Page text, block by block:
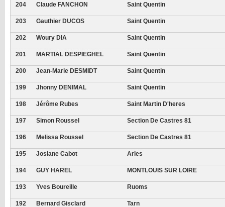
204 Claude FANCHON Saint Quentin
203 Gauthier DUCOS Saint Quentin
202 Woury DIA Saint Quentin
201 MARTIAL DESPIEGHEL Saint Quentin
200 Jean-Marie DESMIDT Saint Quentin
199 Jhonny DENIMAL Saint Quentin
198 Jérôme Rubes Saint Martin D'heres
197 Simon Roussel Section De Castres 81
196 Melissa Roussel Section De Castres 81
195 Josiane Cabot Arles
194 GUY HAREL MONTLOUIS SUR LOIRE
193 Yves Boureille Ruoms
192 Bernard Gisclard Tarn